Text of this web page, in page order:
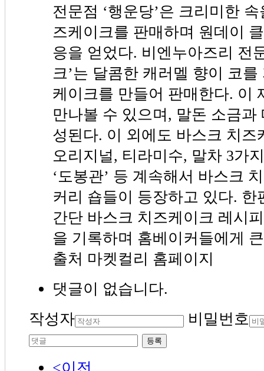
전문점 ‘행운당’은 크리미한
즈케이크를 판매하며 원데이
응을 얻었다. 비엔누아즈리 전
크’는 달콤한 캐러멜 향이 코
케이크를 만들어 판매한다. 이
만나볼 수 있으며, 말돈 소금
성된다. 이 외에도 바스크 치즈
오리지널, 티라미수, 말차 3가
‘도봉관’ 등 계속해서 바스크
커리 숍들이 등장하고 있다. 한
간단 바스크 치즈케이크 레시
을 기록하며 홈베이커들에게
출처 마켓컬리 홈페이지
댓글이 없습니다.
작성자
비밀번호
등록
<이전